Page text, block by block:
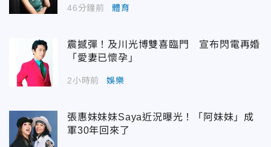
46分鐘前 體育
震撼彈！及川光博雙喜臨門 宣布閃電再婚
「愛妻已懷孕」
2小時前 娛樂
張惠妹妹妹Saya近況曝光！「阿妹妹」成
軍30年回來了